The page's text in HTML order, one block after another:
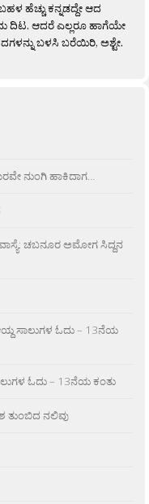
ಹೆಚ್ಚು ಕನ್ನಡದ್ದೇ ಆದ
ದಿಟ. ಆದರೆ ಎಲ್ಲರೂ ಹಾಗೆಯೇ
ಬಳಸಿ ಬರೆಯಿರಿ, ಅಶ್ಟೇ.
ನುಂಗಿ ಹಾಕಿದಾಗ…
ಚಬನೂರ ಅಮೋಗ ಸಿದ್ದನ
ಸಾಲುಗಳ ಓದು – 13ನೆಯ
ಓದು – 13ನೆಯ ಕಂತು
ತುಂಬಿದ ನಲಿವು